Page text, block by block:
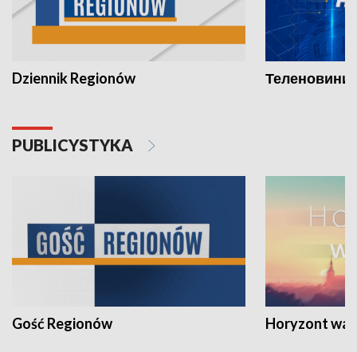
Dziennik Regionów Теленовини
PUBLICYSTYKA
Gość Regionów Horyzont